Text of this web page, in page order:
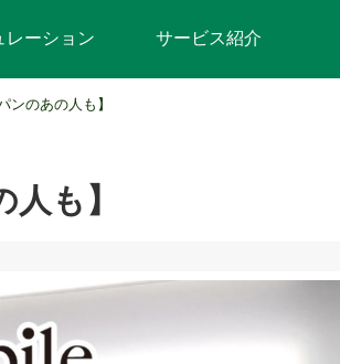
レーション サービス紹介
ンのあの人も】
も】